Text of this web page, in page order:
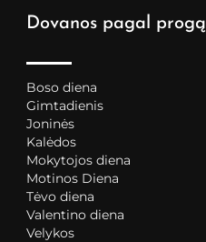
Dovanos pagal progą
Boso diena
Gimtadienis
Joninės
Kalėdos
Mokytojos diena
Motinos Diena
Tėvo diena
Valentino diena
Velykos